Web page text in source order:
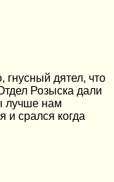
гнусный дятел, что
Розыска дали
лучше нам
и срался когда